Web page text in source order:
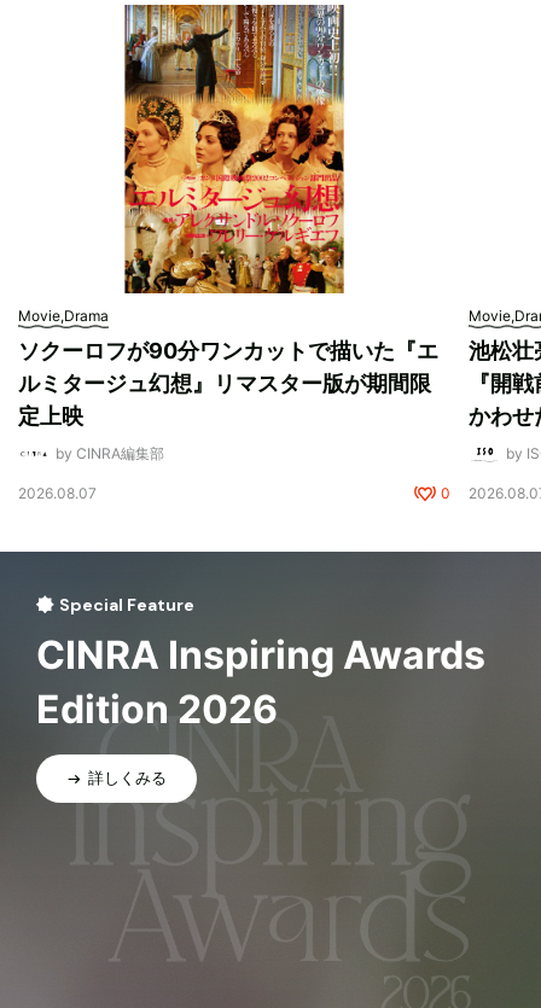
Movie,Drama
ソクーロフが90分ワンカットで描いた『エ
ルミタージュ幻想』リマスター版が期間限
定上映
by CINRA編集部
2026.08.07 0
池松壮
『開
かわせ
by
Special Feature
CINRA Inspiring Awards
Edition 2026
詳しくみる